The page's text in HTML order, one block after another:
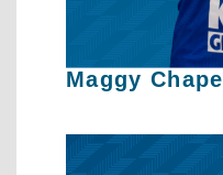
Maggy Chapel